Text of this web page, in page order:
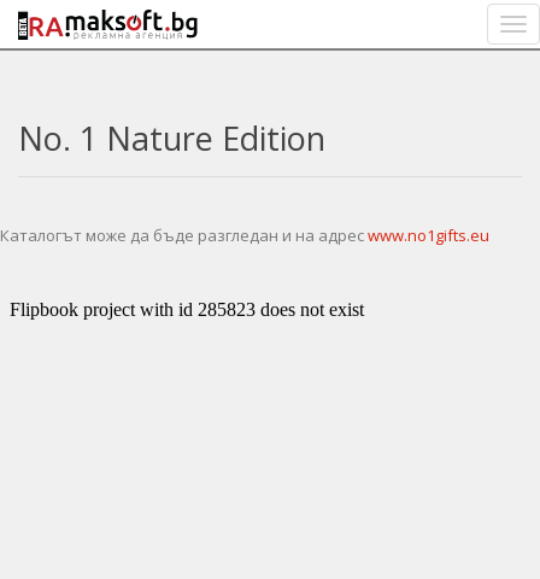
No. 1 Nature Edition
Каталогът може да бъде разгледан и на адресwww.no1gifts.eu